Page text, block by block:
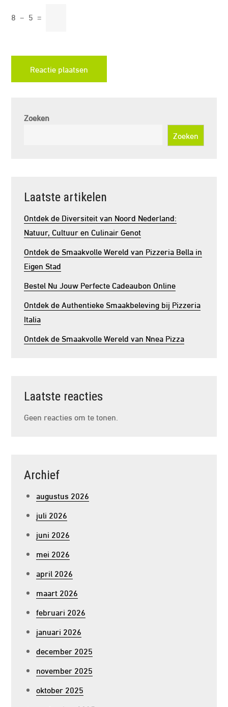
8 − 5 =
Zoeken
Zoeken
Laatste artikelen
Ontdek de Diversiteit van Noord Nederland:
Natuur, Cultuur en Culinair Genot
Ontdek de Smaakvolle Wereld van Pizzeria Bella in
Eigen Stad
Bestel Nu Jouw Perfecte Cadeaubon Online
Ontdek de Authentieke Smaakbeleving bij Pizzeria
Italia
Ontdek de Smaakvolle Wereld van Nnea Pizza
Laatste reacties
Geen reacties om te tonen.
Archief
augustus 2026
juli 2026
juni 2026
mei 2026
april 2026
maart 2026
februari 2026
januari 2026
december 2025
november 2025
oktober 2025